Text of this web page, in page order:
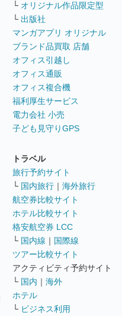
└ オリジナル作品限定型
└ 出版社
マンガアプリ オリジナル
ブランド品買取 店舗
オフィス引越し
オフィス通販
オフィス複合機
福利厚生サービス
電力会社 小売
子ども見守りGPS
トラベル
旅行予約サイト
└ 国内旅行 ｜ 海外旅行
航空券比較サイト
ホテル比較サイト
格安航空券 LCC
└ 国内線 ｜ 国際線
ツアー比較サイト
アクティビティ予約サイト
└ 国内 ｜ 海外
ホテル
└ ビジネス利用